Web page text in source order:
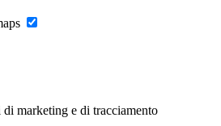
marketing e di tracciamento